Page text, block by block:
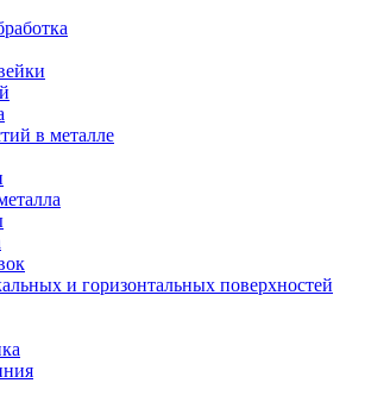
в металле
и горизонтальных поверхностей